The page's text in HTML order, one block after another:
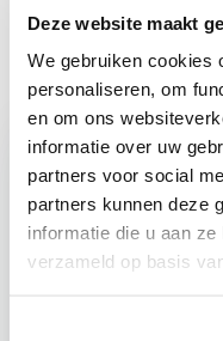
Deze website maakt
We gebruiken cookies
personaliseren, om
en om ons
informatie over uw
partners voor social
partners kunnen deze
informatie die u aan
verzameld op basis
Nepgroenten .